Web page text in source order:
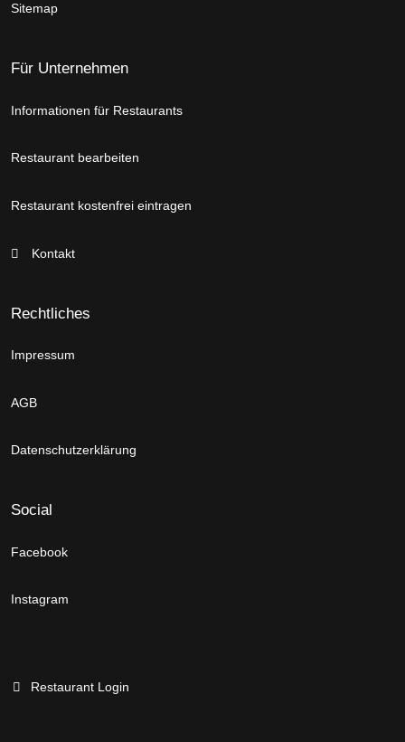
Sitemap
Für Unternehmen
Informationen für Restaurants
Restaurant bearbeiten
Restaurant kostenfrei eintragen
Kontakt
Rechtliches
Impressum
AGB
Datenschutzerklärung
Social
Facebook
Instagram
Restaurant Login